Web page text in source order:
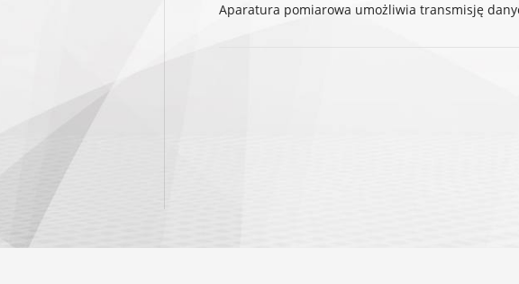
Aparatura pomiarowa umożliwia transmisję